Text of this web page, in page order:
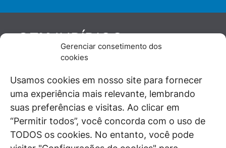
Gerenciar consetimento dos
cookies
Usamos cookies em nosso site para fornecer
uma experiência mais relevante, lembrando
suas preferências e visitas. Ao clicar em
“Permitir todos”, você concorda com o uso de
TODOS os cookies. No entanto, você pode
GENJURÍDICO
De maneira independente, os autores e
juristas e doutrinadores nacionais, se posicionam
diante de questões relevantes do cotidiano e
universo jurídico.